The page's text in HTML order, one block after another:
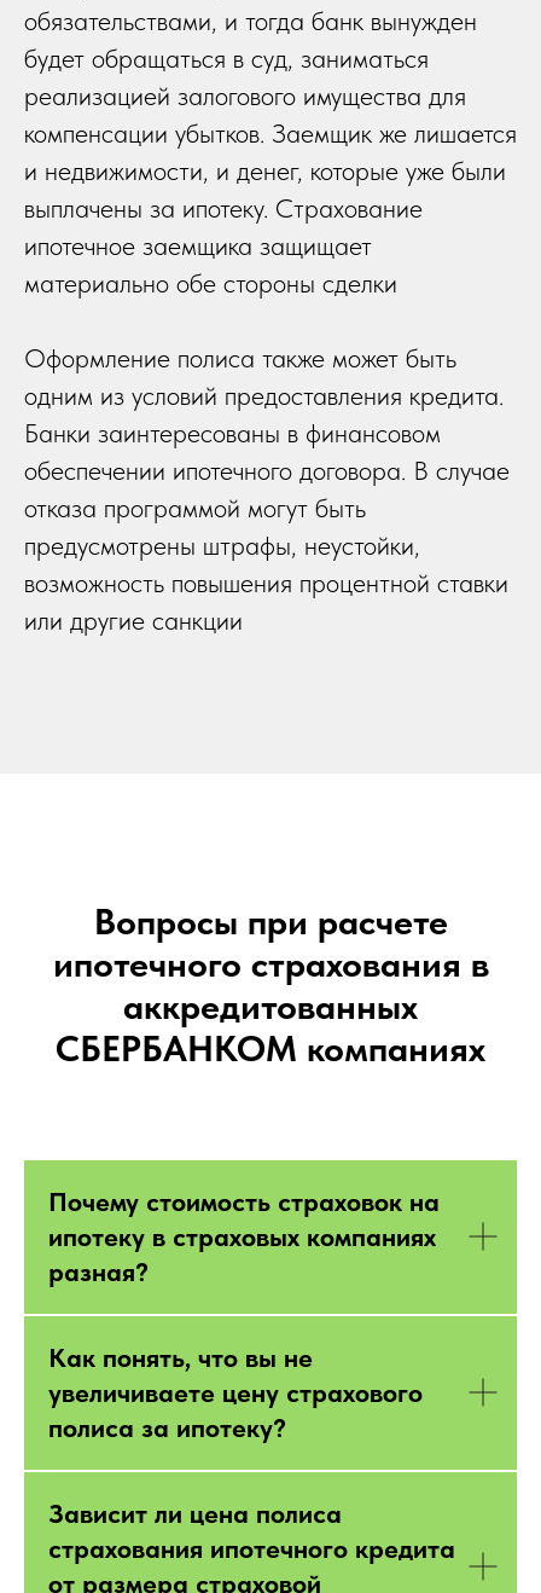
обязательствами, и тогда банк вынужден
будет обращаться в суд, заниматься
реализацией залогового имущества для
компенсации убытков. Заемщик же лишается
и недвижимости, и денег, которые уже были
выплачены за ипотеку. Страхование
ипотечное заемщика защищает
материально обе стороны сделки
Оформление полиса также может быть
одним из условий предоставления кредита.
Банки заинтересованы в финансовом
обеспечении ипотечного договора. В случае
отказа программой могут быть
предусмотрены штрафы, неустойки,
возможность повышения процентной ставки
или другие санкции
Вопросы при расчете
ипотечного страхования в
аккредитованных
СБЕРБАНКОМ компаниях
Почему стоимость страховок на
ипотеку в страховых компаниях
разная?
Как понять, что вы не
увеличиваете цену страхового
полиса за ипотеку?
Зависит ли цена полиса
страхования ипотечного кредита
от размера страховой